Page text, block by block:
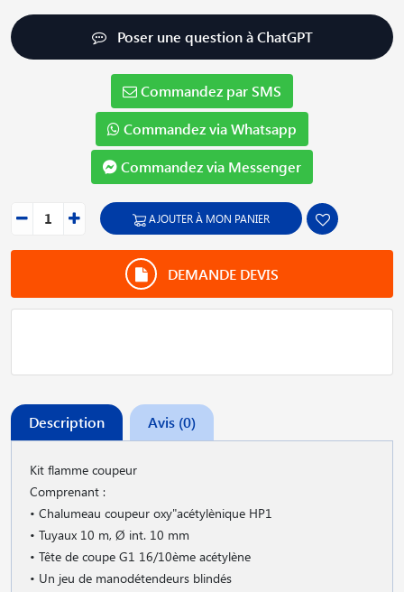
Poser une question à ChatGPT
Commandez par SMS
Commandez via Whatsapp
Commandez via Messenger
AJOUTER À MON PANIER
DEMANDE DEVIS
Description Avis (0)
Kit flamme coupeur
Comprenant :
• Chalumeau coupeur oxy"acétylènique HP1
• Tuyaux 10 m, Ø int. 10 mm
• Tête de coupe G1 16/10ème acétylène
• Un jeu de manodétendeurs blindés